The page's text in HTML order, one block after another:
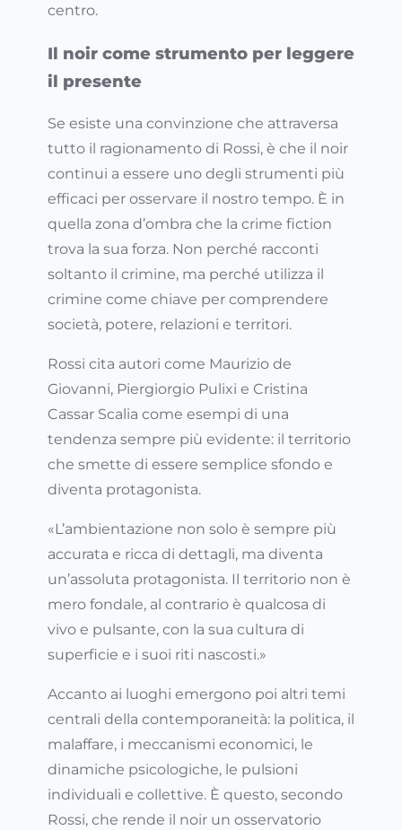
centro.
Il noir come strumento per leggere
il presente
Se esiste una convinzione che attraversa
tutto il ragionamento di Rossi, è che il noir
continui a essere uno degli strumenti più
efficaci per osservare il nostro tempo. È in
quella zona d’ombra che la crime fiction
trova la sua forza. Non perché racconti
soltanto il crimine, ma perché utilizza il
crimine come chiave per comprendere
società, potere, relazioni e territori.
Rossi cita autori come Maurizio de
Giovanni, Piergiorgio Pulixi e Cristina
Cassar Scalia come esempi di una
tendenza sempre più evidente: il territorio
che smette di essere semplice sfondo e
diventa protagonista.
«L’ambientazione non solo è sempre più
accurata e ricca di dettagli, ma diventa
un’assoluta protagonista. Il territorio non è
mero fondale, al contrario è qualcosa di
vivo e pulsante, con la sua cultura di
superficie e i suoi riti nascosti.»
Accanto ai luoghi emergono poi altri temi
centrali della contemporaneità: la politica, il
malaffare, i meccanismi economici, le
dinamiche psicologiche, le pulsioni
individuali e collettive. È questo, secondo
Rossi, che rende il noir un osservatorio